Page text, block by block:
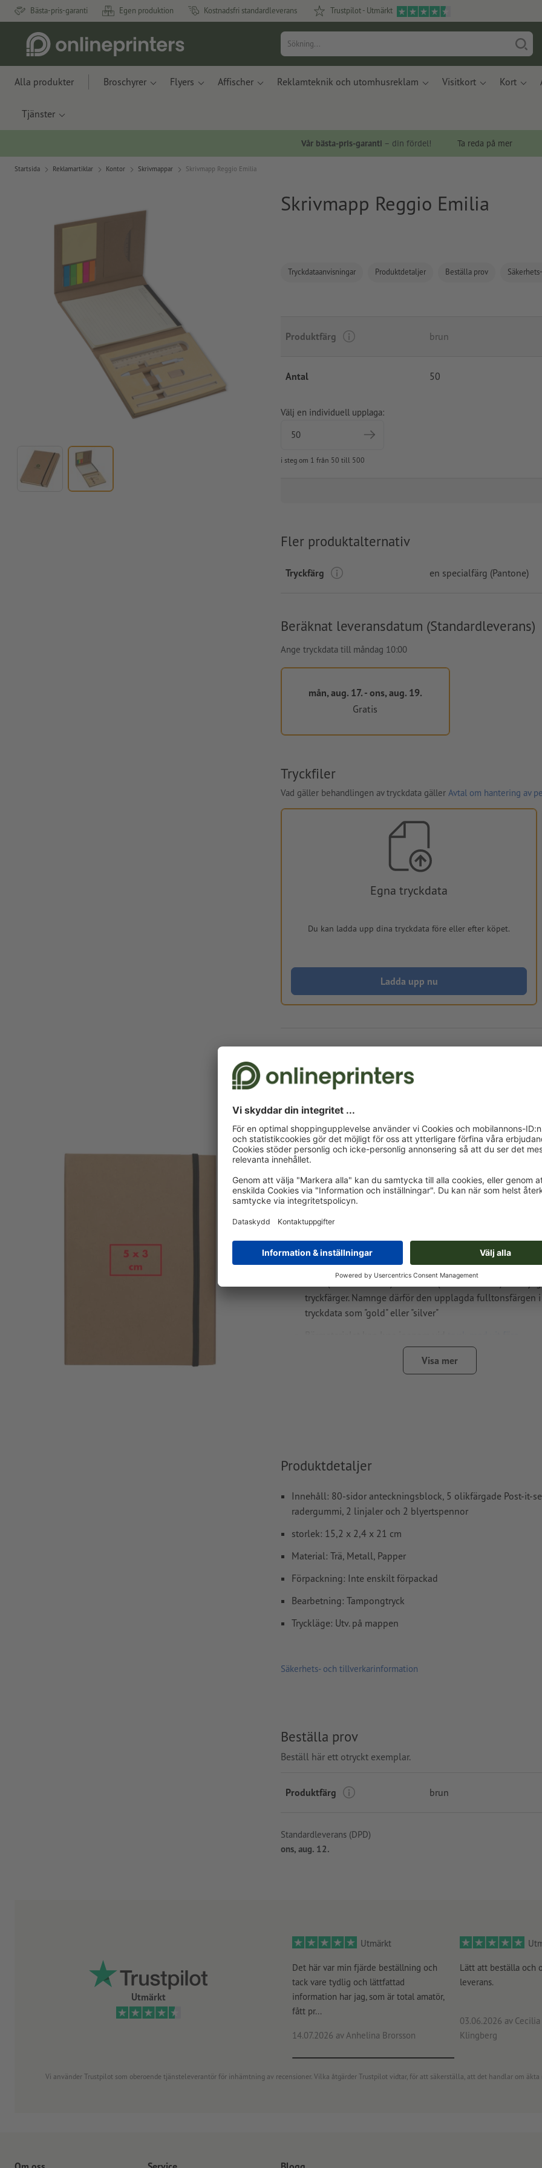
Bästa-pris-garanti Egen produktion Kostnadsfri standardleverans Trustpilot - Utmärkt
Alla produkter Broschyrer Flyers Affischer Reklamteknik och utomhusreklam Visitkort Kort
Tjänster
Vår bästa-pris-garanti – din fördel! Ta reda på mer
Startsida Reklamartiklar Kontor Skrivmappar Skrivmapp Reggio Emilia
Skrivmapp Reggio Emilia
Tryckdataanvisningar Produktdetaljer Beställa prov
Produktfärg brun
Antal 50
Välj en individuell upplaga:
i steg om 1 från 50 till 500
Fler produktalternativ
Tryckfärg en specialfärg (Pantone)
Beräknat leveransdatum (Standardleverans)
Ange tryckdata till måndag 10:00
mån, aug. 17. - ons, aug. 19.
Gratis
Tryckfiler
Vad gäller behandlingen av tryckdata gäller Avtal om hantering av
Egna tryckdata
Du kan ladda upp dina tryckdata före eller efter köpet.
Ladda upp nu
Levereras cirka:
mån, aug. 17. - ons, aug. 19.
Vikt: ca. 17,65 kg
Tryckdataanvisningar Skrivmapp Reggio
Dataformat: 5 x 3 cm
Som motivfärger kan en resp. två
Namnge färgrutorna med målfärgen från Pantone
Solid Coated (t.ex. ”Pantone 286 C”).
Inga metallic- eller neonfärger möjliga.
Guld (Pantone 871 C) och silver (Pantone 877 C) är
tryckfärger. Namnge därför den upplagda fulltonsfärgen
tryckdata som "gold" eller "silver"
Den tryckfärdiga PDF-filen får bara innehålla vektorer;
bilder och -förlagor är inte lämpliga
Hur skapar jag utskriftsdata korrekt?
Visa mer
Produktdetaljer
Innehåll: 80-sidor anteckningsblock, 5 olikfärgade Post-it-
radergummi, 2 linjaler och 2 blyertspennor
storlek: 15,2 x 2,4 x 21 cm
Material: Trä, Metall, Papper
Förpackning: Inte enskilt förpackad
Bearbetning: Tampongtryck
Tryckläge: Utv. på mappen
Säkerhets- och tillverkarinformation
Beställa prov
Beställ här ett otryckt exemplar.
Produktfärg brun
Standardleverans (DPD)
ons, aug. 12.
Utmärkt
Utmärkt
Det här var min fjärde beställning och
tack vare tydlig och lättfattad
information har jag, som är total amatör,
fått pr...
14.07.2026 av Anhelina Brorsson
Lätt att beställa och
leverans.
03.06.2026 av
Klingberg
Vi använder Trustpilot som oberoende tjänsteleverantör för inhämtning av recensioner. Vilka åtgärder Trustpilot vidtar, för att säkerställa, att det handlar om äkta